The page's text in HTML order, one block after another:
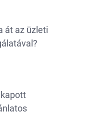
át az üzleti